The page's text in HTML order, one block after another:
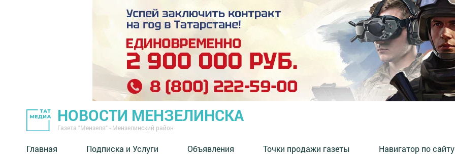
НОВОСТИ МЕНЗЕЛИНСКА
Газета "Мензеля" - Мензелинский район
Главная Подписка и Услуги Объявления Точки продажи газеты Навигатор по сайту